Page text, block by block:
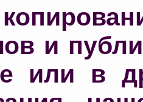
и
или в